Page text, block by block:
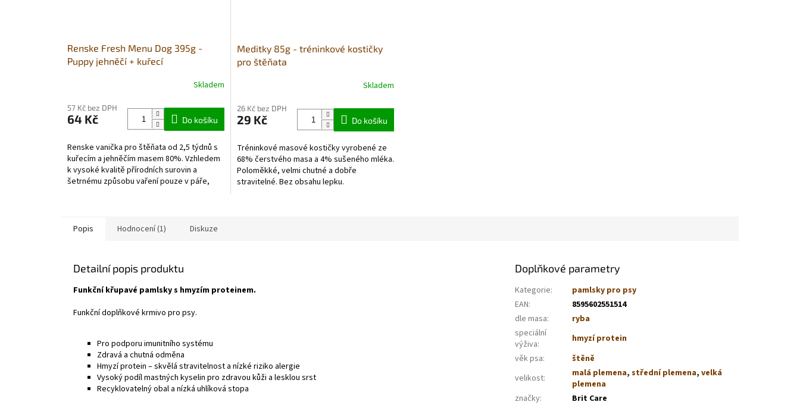
Renske Fresh Menu Dog 395g -
Puppy jehněčí + kuřecí
produktu
je
z
5
hvězdiček.
Skladem
57 Kč bez DPH
64 Kč Do košíku
Renske vanička pro štěňata od 2,5 týdnů s
kuřecím a jehněčím masem 80%. Vzhledem
k vysoké kvalitě přírodních surovin a
šetrnému způsobu vaření pouze v páře,
Meditky 85g - tréninkové kostičky
pro štěňata
produktu
je
z
5
hvězdiček.
Skladem
26 Kč bez DPH
29 Kč Do košíku
Tréninkové masové kostičky vyrobené ze
68% čerstvého masa a 4% sušeného mléka.
Poloměkké, velmi chutné a dobře
stravitelné. Bez obsahu lepku.
Popis Hodnocení (1) Diskuze
Detailní popis produktu
Funkční křupavé pamlsky s hmyzím proteinem.
Funkční doplňkové krmivo pro psy.
Pro podporu imunitního systému
Zdravá a chutná odměna
Hmyzí protein – skvělá stravitelnost a nízké riziko alergie
Vysoký podíl mastných kyselin pro zdravou kůži a lesklou srst
Recyklovatelný obal a nízká uhlíková stopa
Doplňkové parametry
Kategorie:
pamlsky pro psy
EAN:
8595602551514
dle masa:
ryba
speciální
výživa:
hmyzí protein
věk psa:
štěně
velikost: malá plemena,střední plemena,velká
plemena
značky: Brit Care